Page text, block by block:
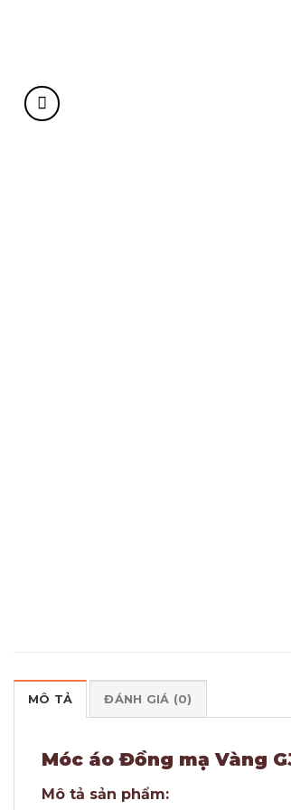
MÔ TẢ ĐÁNH GIÁ (0)
Móc áo Đồng mạ Vàng
Mô tả sản phẩm: